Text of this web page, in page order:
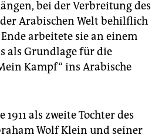
bei der Verbreitung des
Arabischen Welt behilflich
arbeitete sie an einem
als Grundlage für die
Kampf“ ins Arabische
als zweite Tochter des
Wolf Klein und seiner